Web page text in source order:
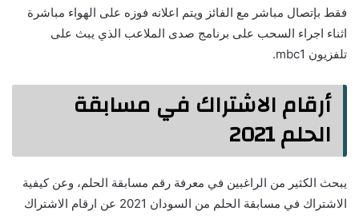
فقط بإتصال مباشر مع الفائز ويتم اعلانه فوزه على الهواء مباشرة
اثناء اجراء السحب على برنامج صدى الملاعب الذي يبث على
تلفزيون mbc1.
أرقام الاشتراك في مسابقة
الحلم 2021
يبحث الكثير من الراغبين في معرفة رقم مسابقة الحلم، وعن كيفية
الاشتراك في مسابقة الحلم من السودان 2021 عن ارقام الاشتراك